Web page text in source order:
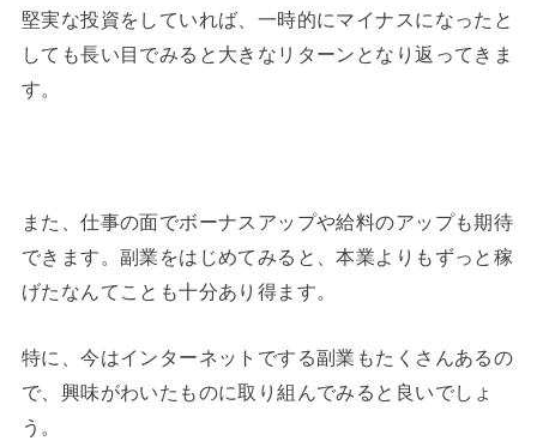
堅実な投資をしていれば、一時的にマイナスになったと
しても長い目でみると大きなリターンとなり返ってきま
す。
また、仕事の面でボーナスアップや給料のアップも期待
できます。副業をはじめてみると、本業よりもずっと稼
げたなんてことも十分あり得ます。
特に、今はインターネットでする副業もたくさんあるの
で、興味がわいたものに取り組んでみると良いでしょ
う。